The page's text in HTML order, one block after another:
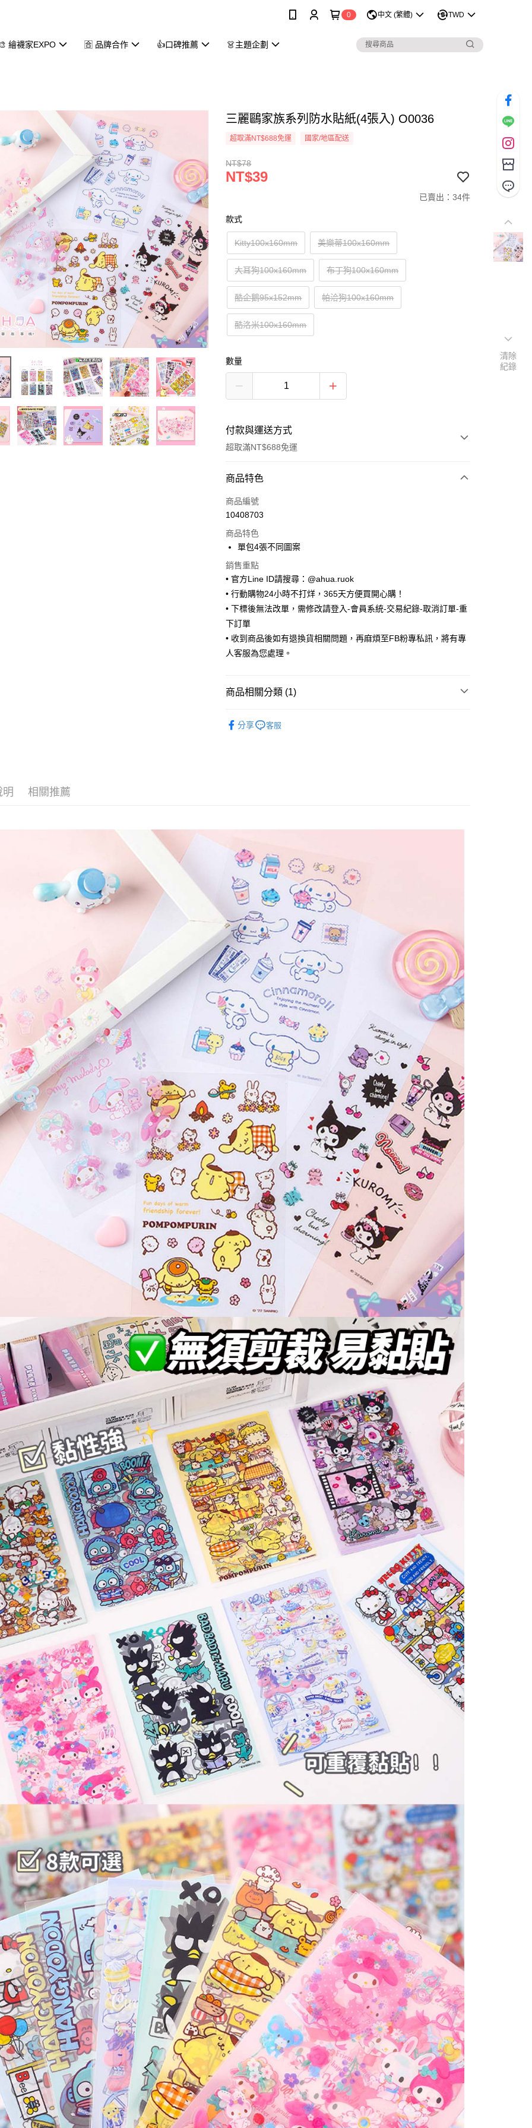
0 中文 (繁體) TWD
繪襪家EXPO 🈴 品牌合作 👍口碑推薦 👗主題企劃
三麗鷗家族系列防水貼紙(4張入) O0036
超取滿NT$688免運 國家/地區配送
NT$78
NT$39
已賣出：34件
款式
Kitty100x160mm 美樂蒂100x160mm
大耳狗100x160mm 布丁狗100x160mm
酷企鵝95x152mm 帕洽狗100x160mm
酷洛米100x160mm
數量
付款與運送方式
超取滿NT$688免運
付款方式
信用卡一次付款
LINE Pay
Apple Pay
悠遊付
全家取貨付款
付款後全家取貨
每筆NT$80，滿NT$1,000(含以上)免運費
宅配(外島)
每筆NT$125，滿NT$1,500(含以上)免運費
其他海外郵寄
香港澳門地區 查看運費
商品特色
商品編號
10408703
商品特色
單包4張不同圖案
銷售重點
• 官方Line ID請搜尋：@ahua.ruok
• 行動購物24小時不打烊，365天方便買開心購！
• 下標後無法改單，需修改請登入-會員系統-交易紀錄-取消訂單-重
下訂單
• 收到商品後如有退換貨相關問題，再麻煩至FB粉專私訊，將有專
人客服為您處理。
商品相關分類 (1)
分享
客服
明 相關推薦
清除
紀錄